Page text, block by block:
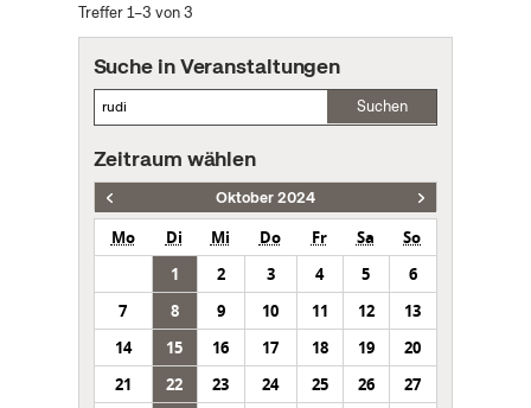
Treffer 1–3 von 3
Suche in Veranstaltungen
Suchen
Zeitraum wählen
Oktober 2024
Mo Di Mi Do Fr Sa
So
1
2 3 4 5
6
7
8 9 10 11 12
13
14
15 16 17 18 19
20
21
22 23 24 25 26
27